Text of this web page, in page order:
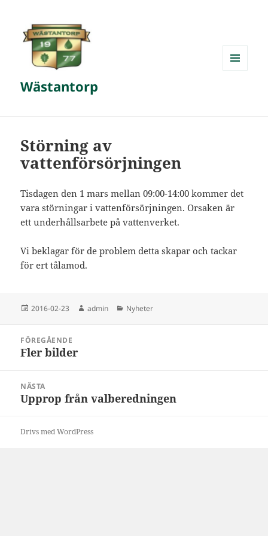
Wästantorp
Störning av
vattenförsörjningen
Tisdagen den 1 mars mellan 09:00-14:00 kommer det
vara störningar i vattenförsörjningen. Orsaken är
ett underhållsarbete på vattenverket.
Vi beklagar för de problem detta skapar och tackar
för ert tålamod.
Postat
2016-02-23 Författare
admin Kategorier
Nyheter
FÖREGÅENDE
Föregående
Fler bilder
NÄSTA
Nästa
Upprop från valberedningen
Drivs med WordPress